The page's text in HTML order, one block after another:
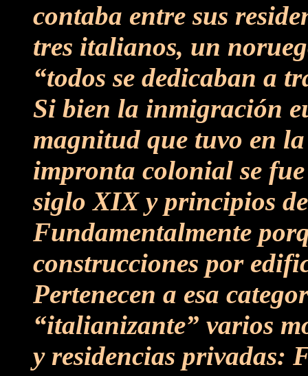
contaba entre sus
tres italianos, un
“todos se dedicaban a
Si bien la inmigración
magnitud que tuvo en
impronta colonial se
siglo XIX y principios
Fundamentalmente
construcciones por
Pertenecen a esa
“italianizante” varios
y residencias privadas: